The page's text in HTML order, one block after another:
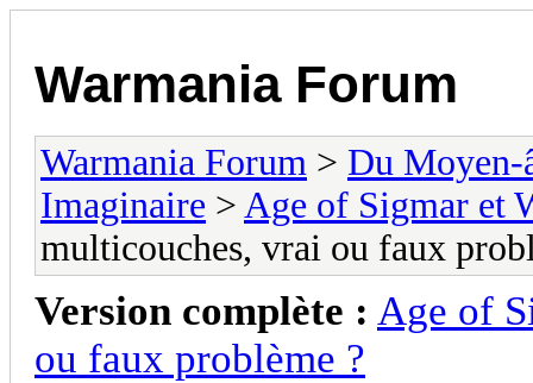
Warmania Forum
Warmania Forum > Du Moyen-
Imaginaire > Age of Sigmar et
multicouches, vrai ou faux
Version complète : Age of
ou faux problème ?